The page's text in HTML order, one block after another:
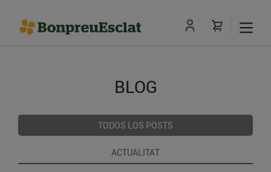
BLOG
TODOS LOS POSTS
ACTUALITAT